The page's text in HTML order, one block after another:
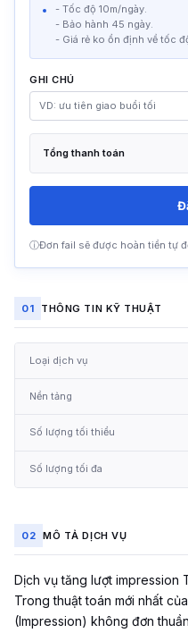
01 THÔNG TIN KỸ THUẬT
Loại dịch vụ
Nền tảng
Số lượng tối thiểu
Số lượng tối đa
02 MÔ TẢ DỊCH VỤ
Dịch vụ tăng lượt impression
Trong thuật toán mới nhất
(Impression) không đơn
- Tốc độ 10m/ngày.
- Bảo hành 45 ngày.
- Giá rẻ ko ổn định về tốc
GHI CHÚ
Tổng thanh toán
ⓘĐơn fail sẽ được hoàn tiền tự